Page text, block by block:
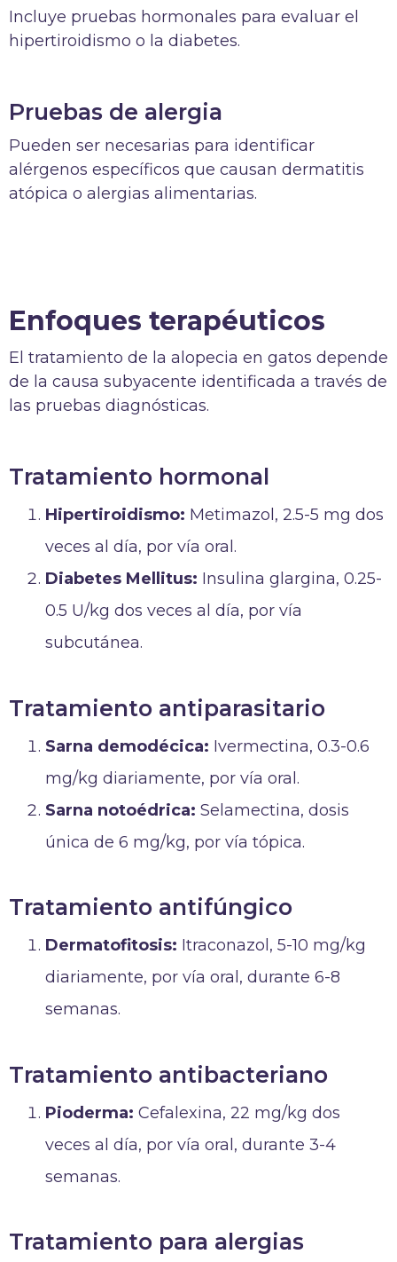
Incluye pruebas hormonales para evaluar el
hipertiroidismo o la diabetes.
Pruebas de alergia
Pueden ser necesarias para identificar
alérgenos específicos que causan dermatitis
atópica o alergias alimentarias.
Enfoques terapéuticos
El tratamiento de la alopecia en gatos depende
de la causa subyacente identificada a través de
las pruebas diagnósticas.
Tratamiento hormonal
Hipertiroidismo: Metimazol, 2.5-5 mg dos
veces al día, por vía oral.
Diabetes Mellitus: Insulina glargina, 0.25-
0.5 U/kg dos veces al día, por vía
subcutánea.
Tratamiento antiparasitario
Sarna demodécica: Ivermectina, 0.3-0.6
mg/kg diariamente, por vía oral.
Sarna notoédrica: Selamectina, dosis
única de 6 mg/kg, por vía tópica.
Tratamiento antifúngico
Dermatofitosis: Itraconazol, 5-10 mg/kg
diariamente, por vía oral, durante 6-8
semanas.
Tratamiento antibacteriano
Pioderma: Cefalexina, 22 mg/kg dos
veces al día, por vía oral, durante 3-4
semanas.
Tratamiento para alergias